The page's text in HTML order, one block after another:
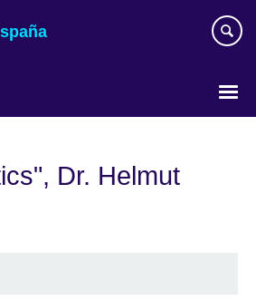
Dr. Helmut